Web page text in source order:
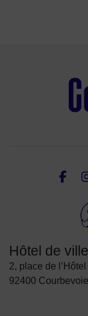
Hôtel de ville
2, place de
92400 Courbevoie